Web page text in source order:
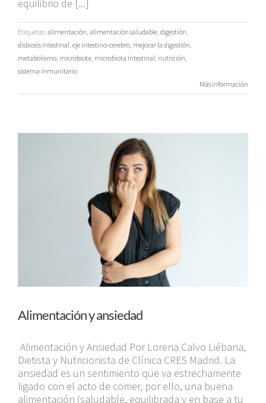
equilibrio de [...]
Etiquetas: alimentación, alimentación saludable, digestión,
disbiosis intestinal, eje intestino-cerebro, mejorar la digestión,
metabolismo, microbiota, microbiota intestinal, nutrición,
sistema inmunitario
Más información
Alimentación y ansiedad
Alimentación y Ansiedad Por Lorena Calvo Liébana,
Dietista y Nutricionista de Clínica CRES Madrid. La
ansiedad es un sentimiento que va estrechamente
ligado con el acto de comer, por ello, una buena
alimentación (saludable, equilibrada y en base a tu